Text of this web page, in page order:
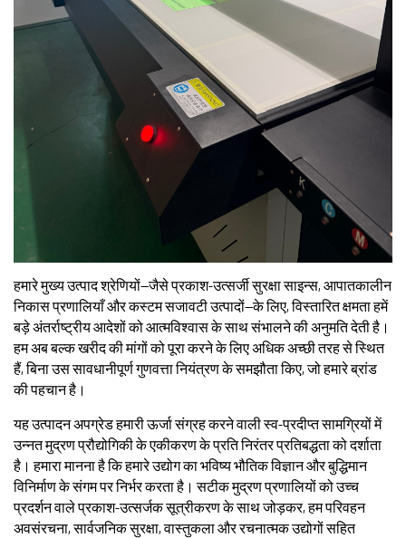
हमारे मुख्य उत्पाद श्रेणियों—जैसे प्रकाश-उत्सर्जी सुरक्षा साइन्स, आपातकालीन
निकास प्रणालियाँ और कस्टम सजावटी उत्पादों—के लिए, विस्तारित क्षमता हमें
बड़े अंतर्राष्ट्रीय आदेशों को आत्मविश्वास के साथ संभालने की अनुमति देती है।
हम अब बल्क खरीद की मांगों को पूरा करने के लिए अधिक अच्छी तरह से स्थित
हैं, बिना उस सावधानीपूर्ण गुणवत्ता नियंत्रण के समझौता किए, जो हमारे ब्रांड
की पहचान है।
यह उत्पादन अपग्रेड हमारी ऊर्जा संग्रह करने वाली स्व-प्रदीप्त सामग्रियों में
उन्नत मुद्रण प्रौद्योगिकी के एकीकरण के प्रति निरंतर प्रतिबद्धता को दर्शाता
है। हमारा मानना है कि हमारे उद्योग का भविष्य भौतिक विज्ञान और बुद्धिमान
विनिर्माण के संगम पर निर्भर करता है। सटीक मुद्रण प्रणालियों को उच्च
प्रदर्शन वाले प्रकाश-उत्सर्जक सूत्रीकरण के साथ जोड़कर, हम परिवहन
अवसंरचना, सार्वजनिक सुरक्षा, वास्तुकला और रचनात्मक उद्योगों सहित